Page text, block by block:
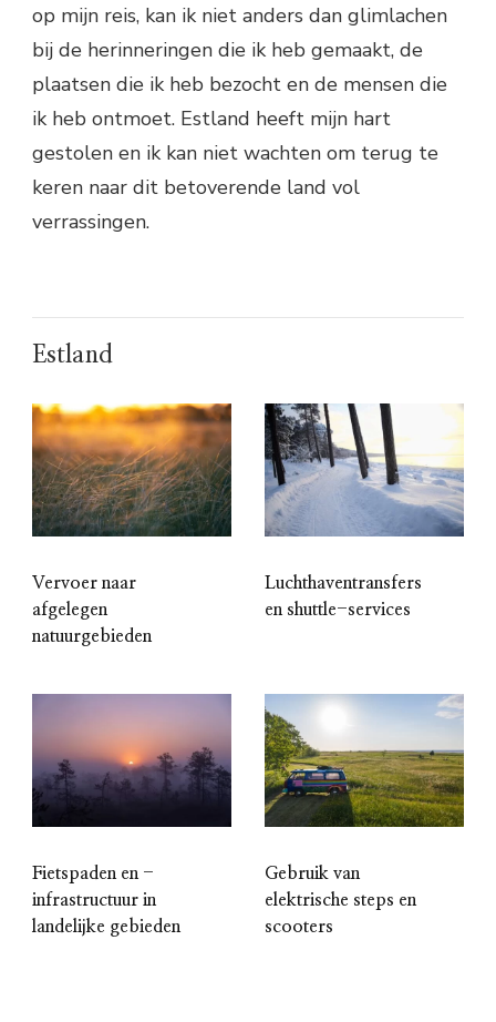
op mijn reis, kan ik niet anders dan glimlachen
bij de herinneringen die ik heb gemaakt, de
plaatsen die ik heb bezocht en de mensen die
ik heb ontmoet. Estland heeft mijn hart
gestolen en ik kan niet wachten om terug te
keren naar dit betoverende land vol
verrassingen.
Estland
Vervoer naar
afgelegen
natuurgebieden
Luchthaventransfers
en shuttle-services
Fietspaden en -
infrastructuur in
landelijke gebieden
Gebruik van
elektrische steps en
scooters